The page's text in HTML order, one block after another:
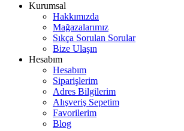
Kurumsal
Hakkımızda
Mağazalarımız
Sıkça Sorulan Sorular
Bize Ulaşın
Hesabım
Hesabım
Siparişlerim
Adres Bilgilerim
Alışveriş Sepetim
Favorilerim
Blog